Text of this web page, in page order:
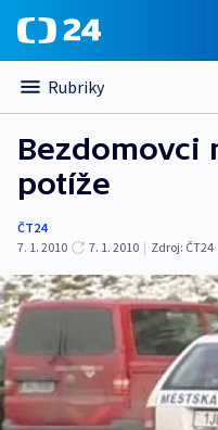
Rubriky
Bezdomovci
potíže
ČT24
7. 1. 2010
7. 1. 2010 | Zdroj: ČT24